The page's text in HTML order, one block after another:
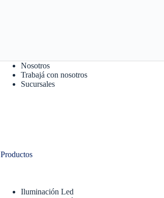
Nosotros
Trabajá con nosotros
Sucursales
Productos
Iluminación Led